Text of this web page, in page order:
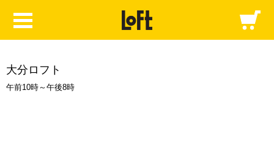
大分ロフト
午前10時～午後8時